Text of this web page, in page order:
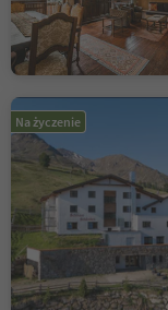
Na życzenie